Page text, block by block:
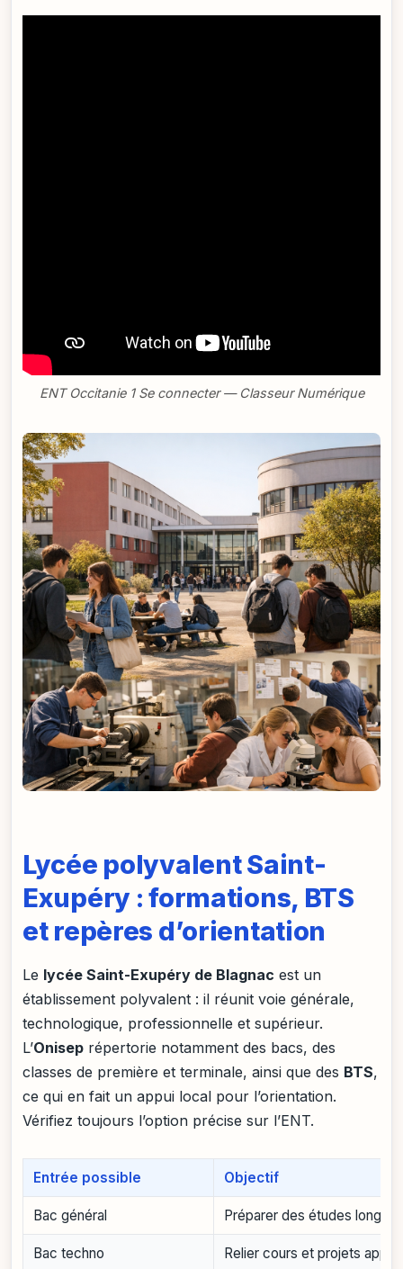
ENT Occitanie 1 Se connecter — Classeur Numérique
Lycée polyvalent Saint-
Exupéry : formations, BTS
et repères d’orientation
Le lycée Saint-Exupéry de Blagnac est un
établissement polyvalent : il réunit voie générale,
technologique, professionnelle et supérieur.
L’Onisep répertorie notamment des bacs, des
classes de première et terminale, ainsi que des BTS,
ce qui en fait un appui local pour l’orientation.
Vérifiez toujours l’option précise sur l’ENT.
Entrée possible Objectif
Bac général Préparer des études
Bac techno Relier cours et projets